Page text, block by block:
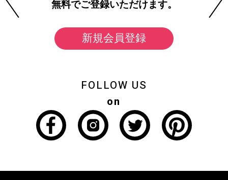
無料でご登録いただけます。
新規会員登録
FOLLOW US
on